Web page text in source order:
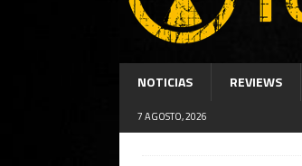
NOTICIAS REVIEWS
7 AGOSTO, 2026